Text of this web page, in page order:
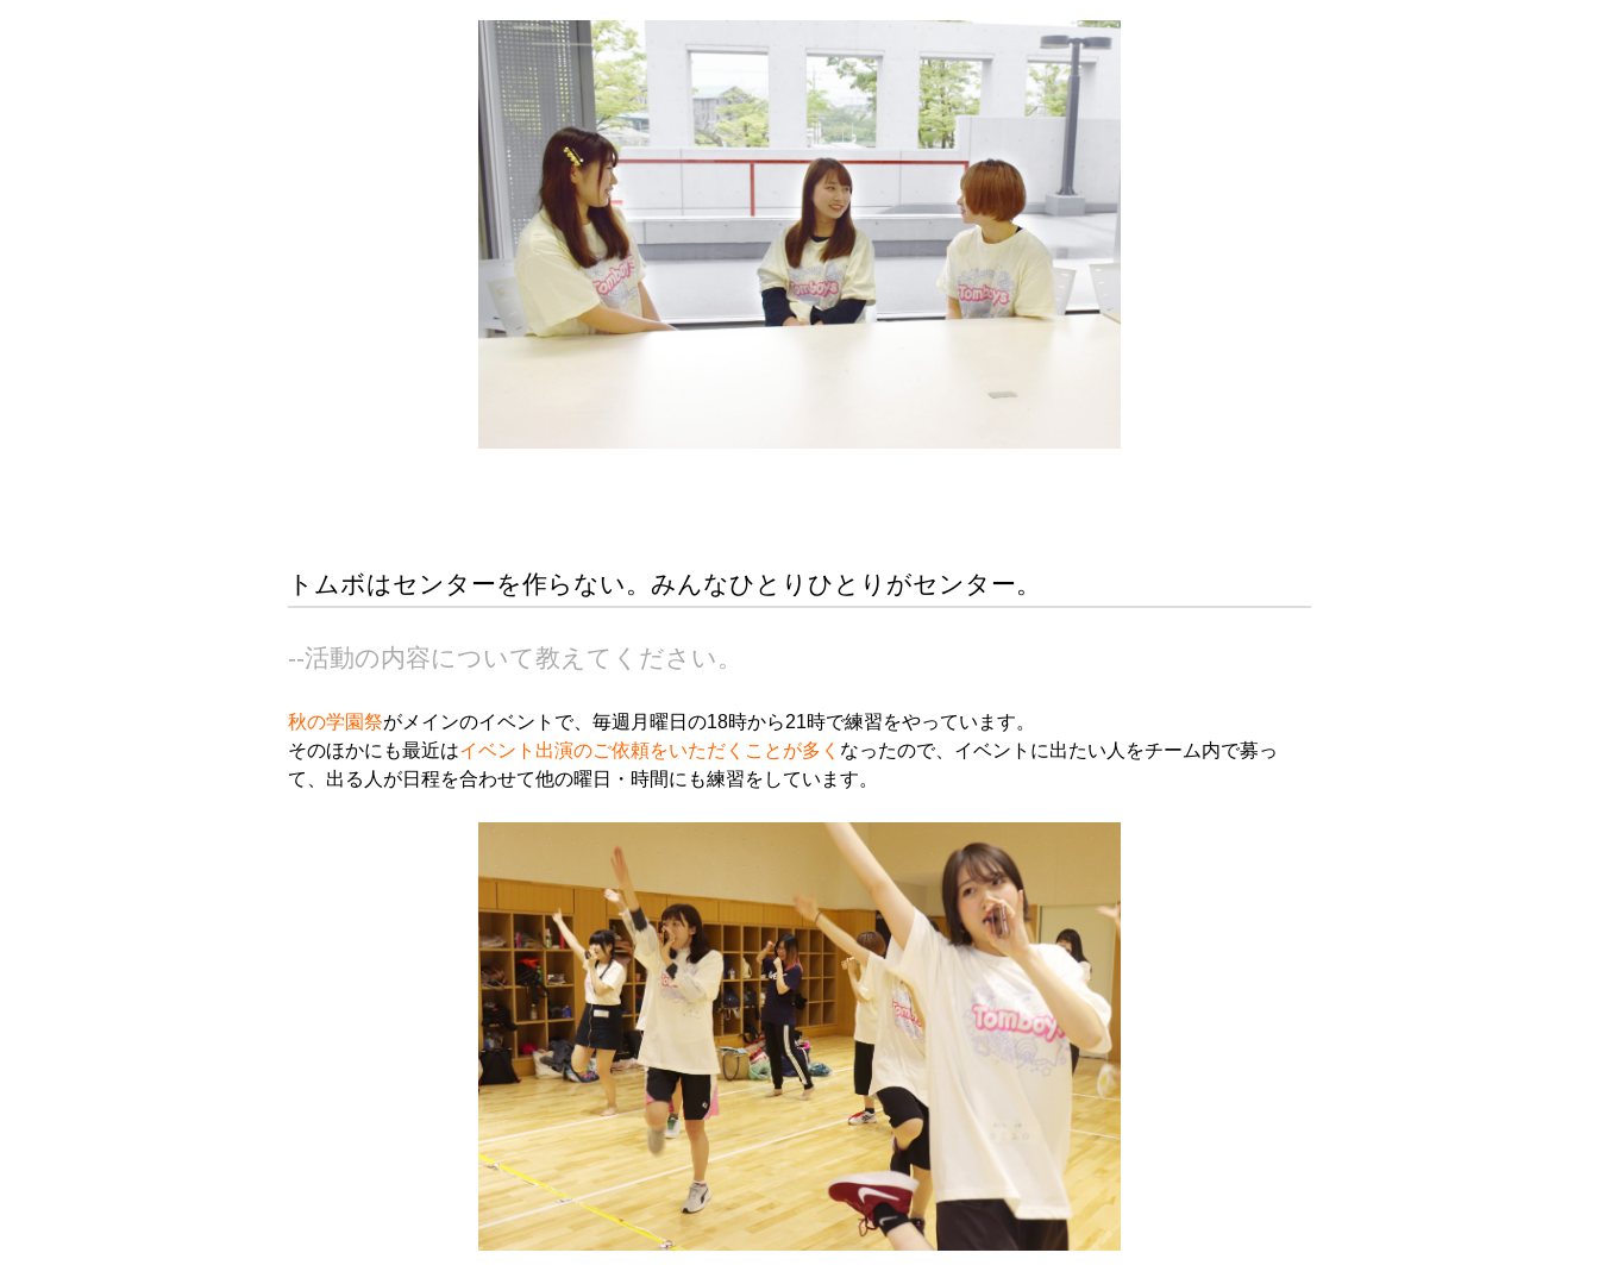
トムボはセンターを作らない。みんなひとりひとりがセンター。
--活動の内容について教えてください。
秋の学園祭がメインのイベントで、毎週月曜日の18時から21時で練習をやっています。
そのほかにも最近はイベント出演のご依頼をいただくことが多く なったので、イベントに出たい人をチーム内で募っ
て、出る人が日程を合わせて他の曜日・時間にも練習をしています。